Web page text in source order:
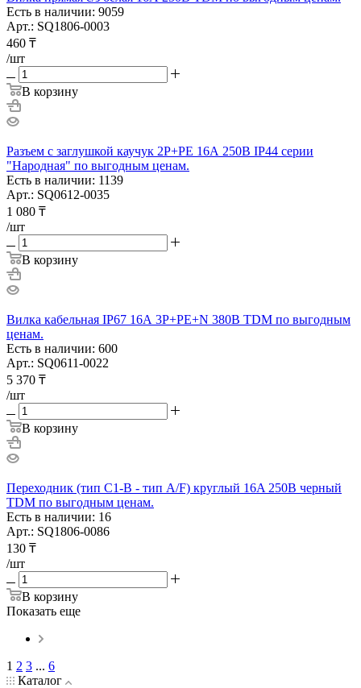
Есть в наличии: 9059
Арт.: SQ1806-0003
460 ₸
/шт
В корзину
Разъем с заглушкой каучук 2Р+РЕ 16А 250В IP44 серии
"Народная" по выгодным ценам.
Есть в наличии: 1139
Арт.: SQ0612-0035
1 080 ₸
/шт
В корзину
Вилка кабельная IP67 16А 3Р+РЕ+N 380В TDM по выгодным
ценам.
Есть в наличии: 600
Арт.: SQ0611-0022
5 370 ₸
/шт
В корзину
Переходник (тип С1-В - тип A/F) круглый 16A 250В черный
TDM по выгодным ценам.
Есть в наличии: 16
Арт.: SQ1806-0086
130 ₸
/шт
В корзину
Показать еще
1 2 3 ... 6
Каталог